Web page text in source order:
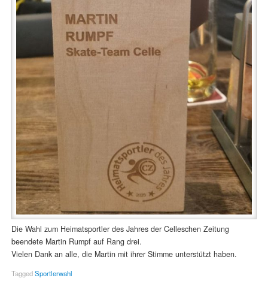
Die Wahl zum Heimatsportler des Jahres der Celleschen Zeitung
beendete Martin Rumpf auf Rang drei.
Vielen Dank an alle, die Martin mit ihrer Stimme unterstützt haben.
TaggedSportlerwahl